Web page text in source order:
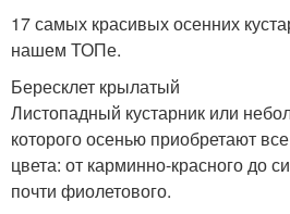
17 самых красивых осенних
нашем ТОПе.
Бересклет крылатый
Листопадный кустарник или
которого осенью приобретают
цвета: от карминно-красного до
почти фиолетового.